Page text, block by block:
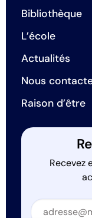
Bibliothèque
L’école
Actualités
Nous
Raison d’être
Recevez
Section